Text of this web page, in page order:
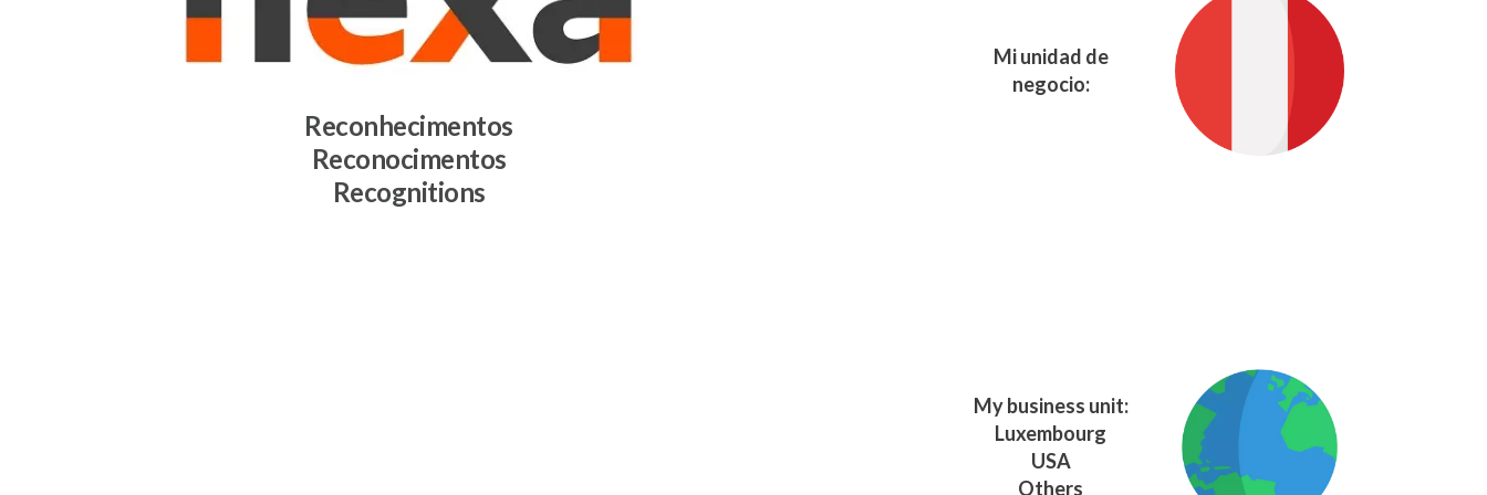
Reconhecimentos
Reconocimentos
Recognitions
Mi unidad de
negocio:
My business unit:
Luxembourg
USA
Others